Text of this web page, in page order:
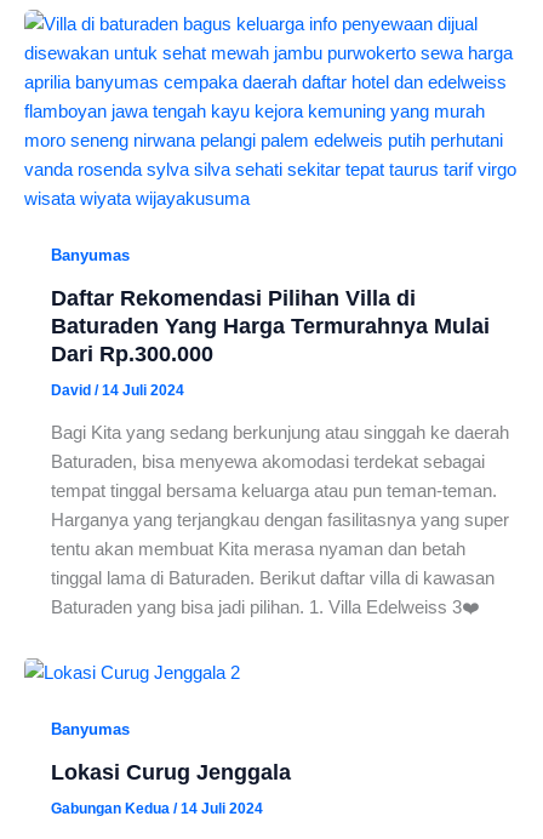
Banyumas
Daftar Rekomendasi Pilihan Villa di
Baturaden Yang Harga Termurahnya Mulai
Dari Rp.300.000
David /14 Juli 2024
Bagi Kita yang sedang berkunjung atau singgah ke daerah
Baturaden, bisa menyewa akomodasi terdekat sebagai
tempat tinggal bersama keluarga atau pun teman-teman.
Harganya yang terjangkau dengan fasilitasnya yang super
tentu akan membuat Kita merasa nyaman dan betah
tinggal lama di Baturaden. Berikut daftar villa di kawasan
Baturaden yang bisa jadi pilihan. 1. Villa Edelweiss 3❤️
Banyumas
Lokasi Curug Jenggala
Gabungan Kedua /14 Juli 2024